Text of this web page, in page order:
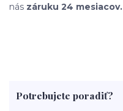
nás záruku 24 mesiacov.
Potrebujete poradiť?